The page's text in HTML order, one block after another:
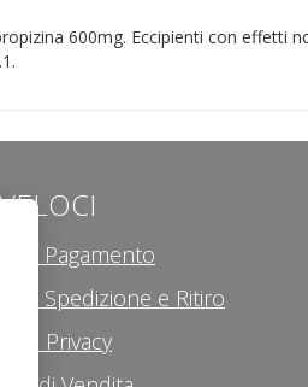
600mg. Eccipienti con
di Pagamento
di Spedizione e Ritiro
Privacy